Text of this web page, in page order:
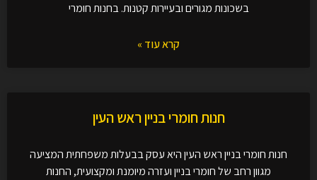
בשכונות מגורים ובעיירות קטנות. בחנות חומרי
קרא עוד »
חנות חומרי בניין ראש העין
חנות חומרי בניין ראש העין היא עסק בבעלות משפחתית המציעה
מגוון רחב של חומרי בניין ועזרה מיומנת ומקצועית, החנות